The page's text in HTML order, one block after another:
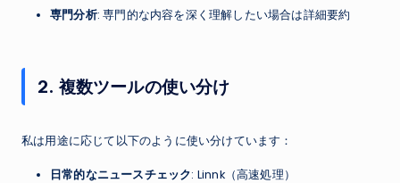
専門分析: 専門的な内容を深く理解したい場合は詳細要約
2. 複数ツールの使い分け
私は用途に応じて以下のように使い分けています：
日常的なニュースチェック: Linnk（高速処理）